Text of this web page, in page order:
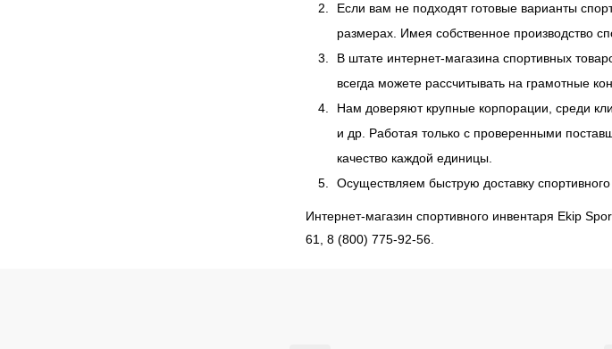
Если вам не подходят готовые варианты
размерах. Имея собственное производство
В штате интернет-магазина спортивных
всегда можете рассчитывать на грамотные
Нам доверяют крупные корпорации, среди
и др. Работая только с проверенными
качество каждой единицы.
Осуществляем быструю доставку
Интернет-магазин спортивного инвентаря Ekip
61, 8 (800) 775-92-56.